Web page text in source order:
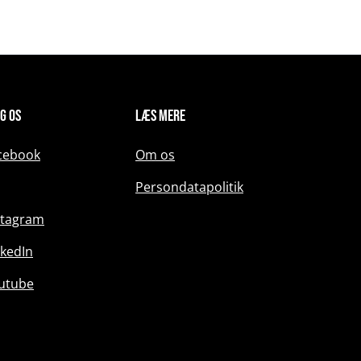
os Læs mere
Om os
Persondatapolitik